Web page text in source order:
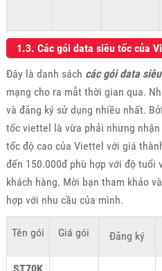
1.3. Các gói data siêu tốc của
Đây là danh sách các gói data
mạng cho ra mắt thời gian qua.
và đăng ký sử dụng nhiều nhất.
tốc viettel là vừa phải nhưng
tốc độ cao của Viettel với giá
đến 150.000đ phù hợp với độ tuổi
khách hàng. Mời bạn tham khảo
hợp với nhu cầu của mình.
Tên gói Giá gói Đăng ký